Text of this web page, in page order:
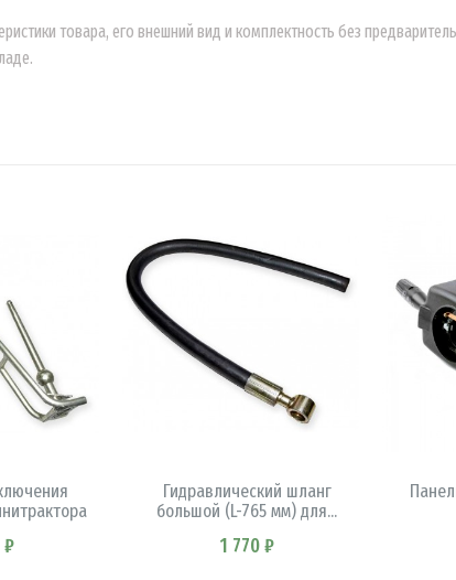
товара, его внешний вид и комплектность без
₽
Гидравлический шланг
большой (L-765 мм) для...
1 770 ₽